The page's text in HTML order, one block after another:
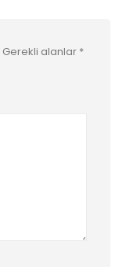
Gerekli alanlar *